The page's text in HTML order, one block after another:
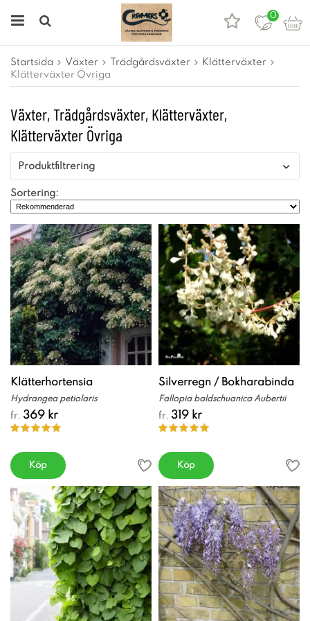
0
Startsida Växter Trädgårdsväxter
Klätterväxter
Klätterväxter Övriga
Växter, Trädgårdsväxter, Klätterväxter,
Klätterväxter Övriga
Produktfiltrering
Sortering:
Klätterhortensia
Hydrangea petiolaris
fr. 369 kr
Köp
Silverregn / Bokharabinda
Fallopia baldschuanica Aubertii
fr. 319 kr
Köp